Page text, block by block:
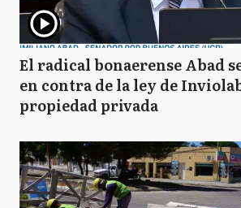
El radical bonaerense Abad
en contra de la ley de
propiedad privada